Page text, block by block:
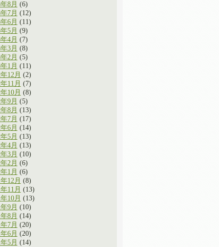
8月 (6)
7月 (12)
6月 (11)
5月 (9)
4月 (7)
3月 (8)
2月 (5)
1月 (11)
12月 (2)
11月 (7)
10月 (8)
9月 (5)
8月 (13)
7月 (17)
6月 (14)
5月 (13)
4月 (13)
3月 (10)
2月 (6)
1月 (6)
12月 (8)
11月 (13)
10月 (13)
9月 (10)
8月 (14)
7月 (20)
6月 (20)
5月 (14)